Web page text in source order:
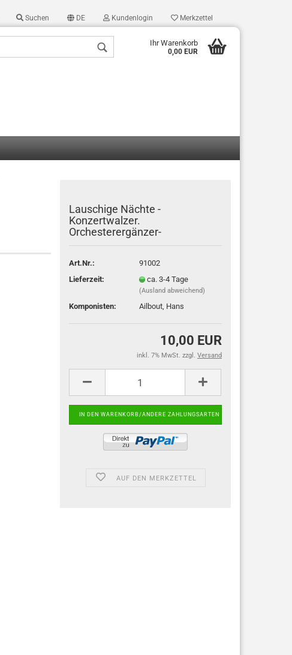
Suchen DE Kundenlogin Merkzettel
Ihr Warenkorb
0,00 EUR
Lauschige Nächte -
Konzertwalzer.
Orchesterergänzer-
Art.Nr.:
91002
Lieferzeit:
ca. 3-4 Tage
(Ausland abweichend)
Komponisten: Ailbout, Hans
10,00 EUR
inkl. 7% MwSt. zzgl. Versand
AUF DEN MERKZETTEL